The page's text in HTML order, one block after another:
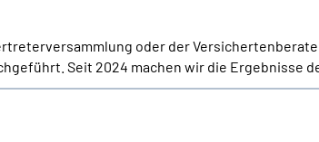
oder der
Seit 2024 machen wir die